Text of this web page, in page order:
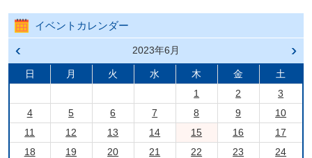
イベントカレンダー
前の
戻る
2023年6月
次の
進む
日 月 火 水 木 金
土
1
2
3
4
5 6 7 8 9
10
11
12 13 14 15 16
17
18
19 20 21 22 23
24